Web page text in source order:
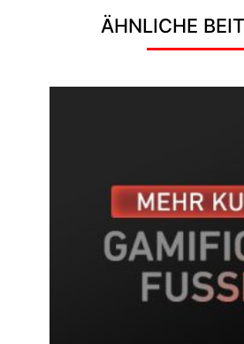
ÄHNLICHE